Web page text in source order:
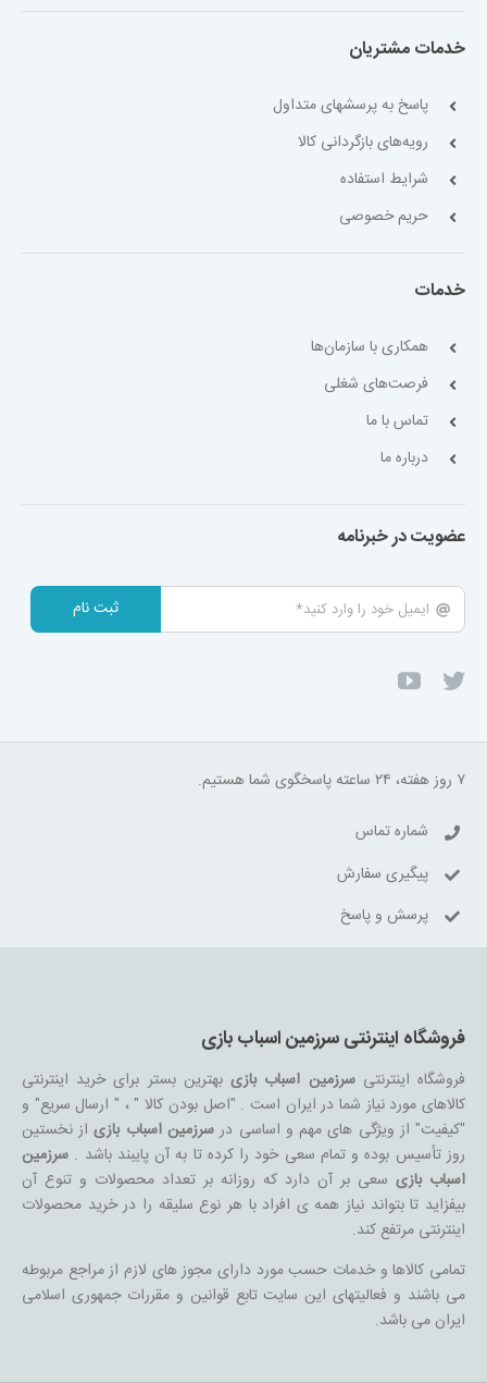
خدمات مشتریان
پاسخ به پرسشهای متداول
رویه‌های بازگردانی کالا
شرایط استفاده
حریم خصوصی
خدمات
همکاری با سازمان‌ها
فرصت‌های شغلی
تماس با ما
درباره ما
عضویت در خبرنامه
ثبت نام
۷ روز هفته، ۲۴ ساعته پاسخگوی شما هستیم.
شماره تماس
پیگیری سفارش
پرسش و پاسخ
فروشگاه اینترنتی سرزمین اسباب بازی
فروشگاه اینترنتیسرزمین اسباب بازیبهترین بستر برای خرید اینترنتی
کالاهای مورد نیاز شما در ایران است . "اصل بودن کالا " ، " ارسال سریع" و
"کیفیت" از ویژگی های مهم و اساسی در سرزمین اسباب بازیاز نخستین
روز تأسیس بوده و تمام سعی خود را کرده تا به آن پایبند باشد .سرزمین
اسباب بازیسعی بر آن دارد که روزانه بر تعداد محصولات و تنوع آن
بیفزاید تا بتواند نیاز همه ی افراد با هر نوع سلیقه را در خرید محصولات
اینترنتی مرتفع کند.
تمامی کالاها و خدمات حسب مورد دارای مجوز های لازم از مراجع مربوطه
می باشند و فعالیتهای این سایت تابع قوانین و مقررات جمهوری اسلامی
ایران می باشد.